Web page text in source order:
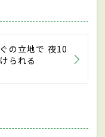
の立地で 夜10
られる